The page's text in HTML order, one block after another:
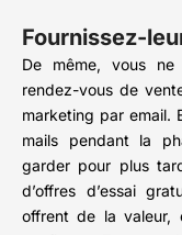
Fournissez-
De même, vous
rendez-vous de
marketing par email.
mails pendant la
garder pour plus
d’offres d’essai
offrent de la valeur,